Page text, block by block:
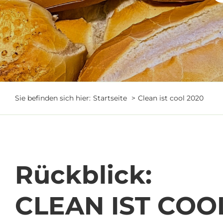
Sie befinden sich hier: Startseite Clean ist cool 2020
Rückblick:
CLEAN IST